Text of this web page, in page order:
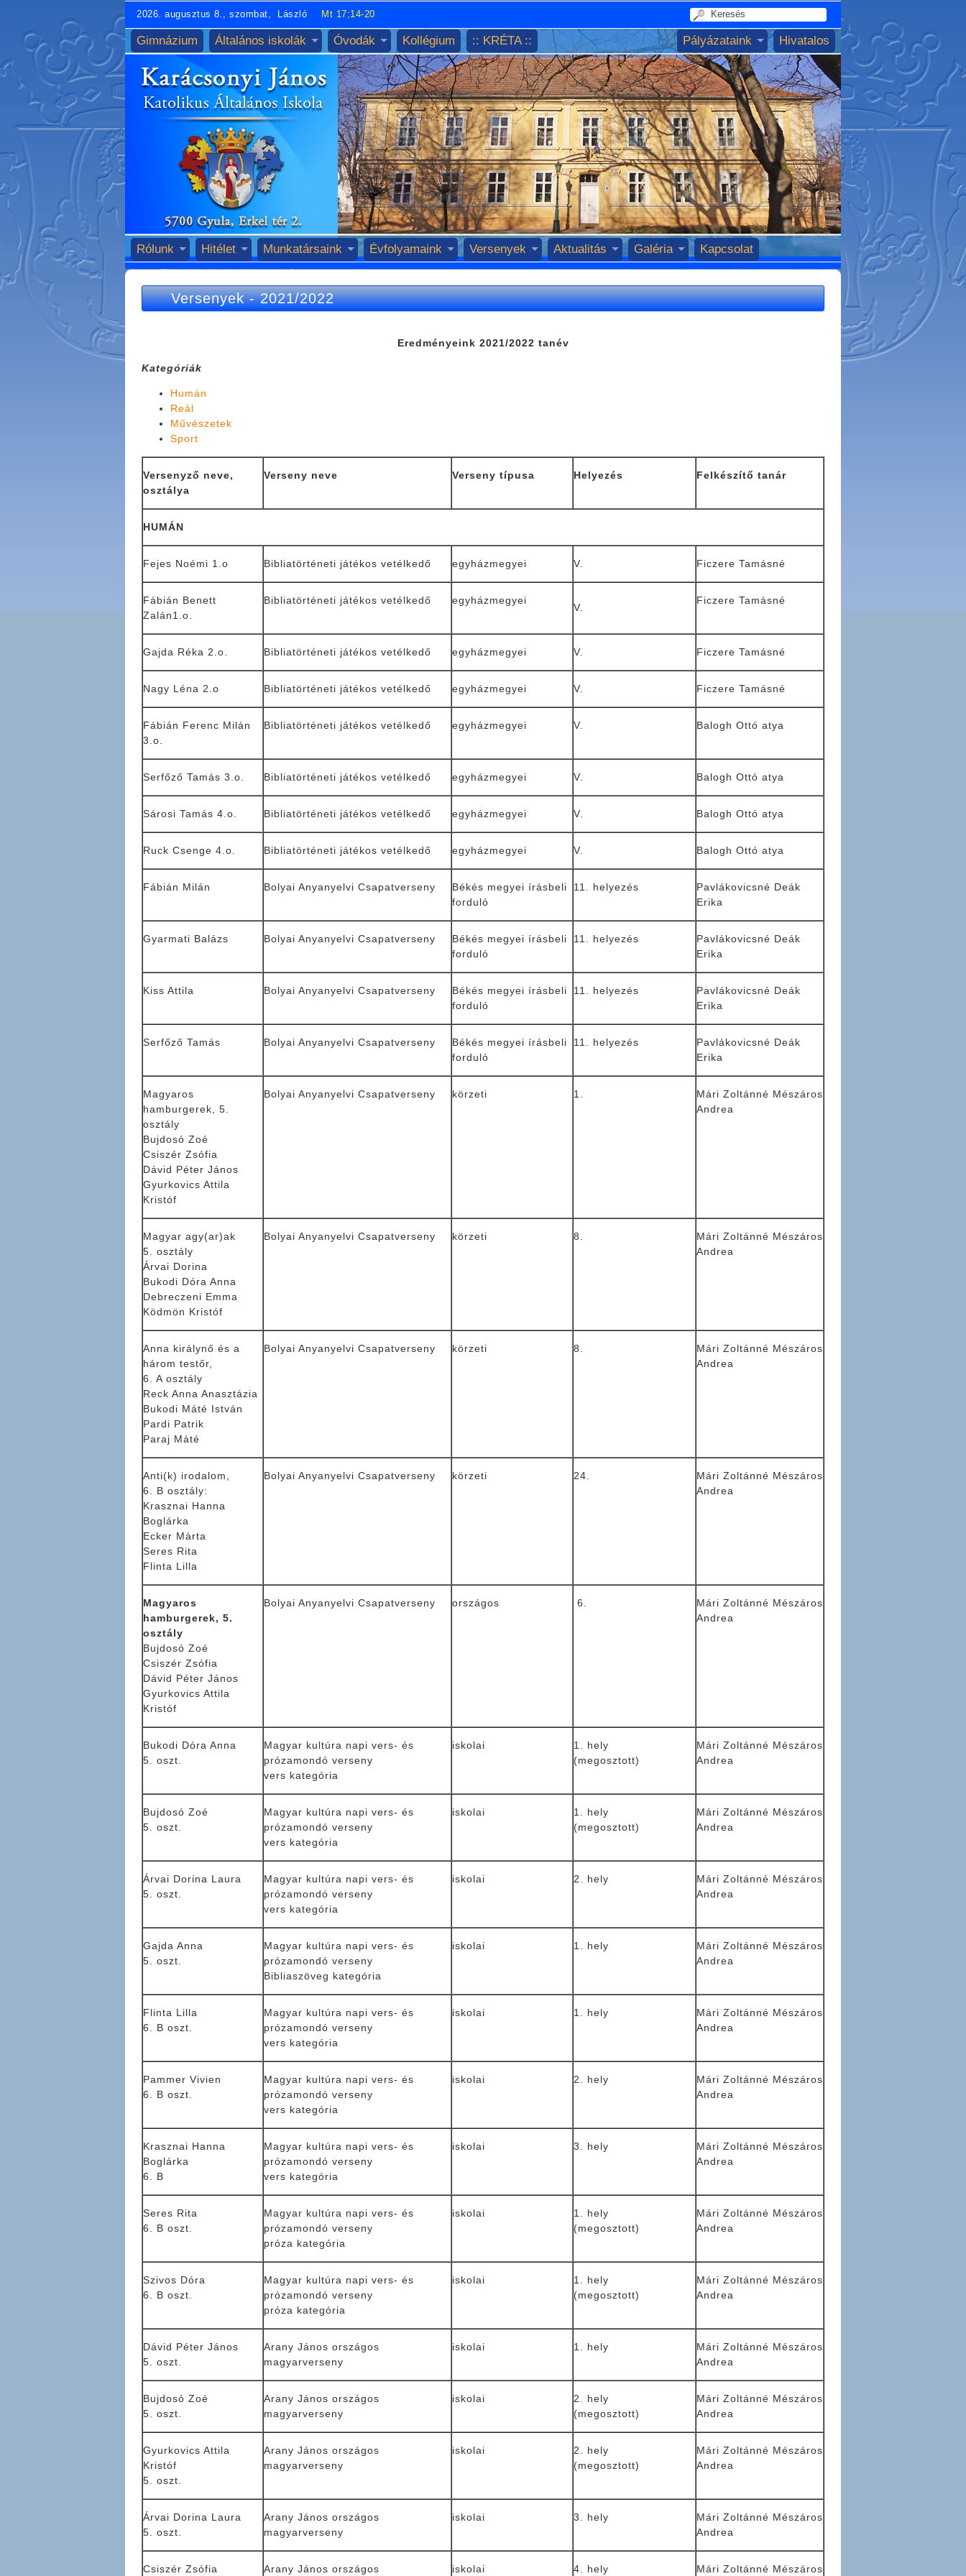
2026. augusztus 8., szombat, László Mt 17;14-20
Gimnázium Általános iskolák Óvodák Kollégium :: KRÉTA :: Hivatalos
Pályázataink
Rólunk Hitélet Munkatársaink Évfolyamaink Versenyek Aktualitás Galéria Kapcsolat
Versenyek-2021/2022
Eredményeink 2021/2022 tanév
Kategóriák
Humán
Reál
Művészetek
Sport
Versenyző neve,
osztálya
Verseny neve Verseny típusa Helyezés Felkészítő tanár
HUMÁN
Fejes Noémi 1.o Bibliatörténeti játékos vetélkedő egyházmegyei V. Ficzere Tamásné
Fábián Benett
Zalán1.o.
Bibliatörténeti játékos vetélkedő egyházmegyei
V.
Ficzere Tamásné
Gajda Réka 2.o. Bibliatörténeti játékos vetélkedő egyházmegyei V. Ficzere Tamásné
Nagy Léna 2.o Bibliatörténeti játékos vetélkedő egyházmegyei V. Ficzere Tamásné
Fábián Ferenc Milán
3.o.
Bibliatörténeti játékos vetélkedő egyházmegyei V. Balogh Ottó atya
Serfőző Tamás 3.o. Bibliatörténeti játékos vetélkedő egyházmegyei V. Balogh Ottó atya
Sárosi Tamás 4.o. Bibliatörténeti játékos vetélkedő egyházmegyei V. Balogh Ottó atya
Ruck Csenge 4.o. Bibliatörténeti játékos vetélkedő egyházmegyei V. Balogh Ottó atya
Fábián Milán Bolyai Anyanyelvi Csapatverseny
Békés megyei írásbeli
forduló
11. helyezés
Pavlákovicsné Deák
Erika
Gyarmati Balázs Bolyai Anyanyelvi Csapatverseny
Békés megyei írásbeli
forduló
11. helyezés
Pavlákovicsné Deák
Erika
Kiss Attila Bolyai Anyanyelvi Csapatverseny
Békés megyei írásbeli
forduló
11. helyezés
Pavlákovicsné Deák
Erika
Serfőző Tamás Bolyai Anyanyelvi Csapatverseny
Békés megyei írásbeli
forduló
11. helyezés
Pavlákovicsné Deák
Erika
Magyaros
hamburgerek, 5.
osztály
Bujdosó Zoé
Csiszér Zsófia
Dávid Péter János
Gyurkovics Attila
Kristóf
Bolyai Anyanyelvi Csapatverseny körzeti 1.
Mári Zoltánné Mészáros
Andrea
Magyar agy(ar)ak
5. osztály
Árvai Dorina
Bukodi Dóra Anna
Debreczeni Emma
Ködmön Kristóf
Bolyai Anyanyelvi Csapatverseny körzeti 8.
Mári Zoltánné Mészáros
Andrea
Anna királynő és a
három testőr,
6. A osztály
Reck Anna Anasztázia
Bukodi Máté István
Pardi Patrik
Paraj Máté
Bolyai Anyanyelvi Csapatverseny körzeti 8.
Mári Zoltánné Mészáros
Andrea
Anti(k) irodalom,
6. B osztály:
Krasznai Hanna
Boglárka
Ecker Márta
Seres Rita
Flinta Lilla
Bolyai Anyanyelvi Csapatverseny körzeti 24.
Mári Zoltánné Mészáros
Andrea
Magyaros
hamburgerek, 5.
osztály
Bujdosó Zoé
Csiszér Zsófia
Dávid Péter János
Gyurkovics Attila
Kristóf
Bolyai Anyanyelvi Csapatverseny országos 6.
Mári Zoltánné Mészáros
Andrea
Bukodi Dóra Anna
5. oszt.
Magyar kultúra napi vers- és
prózamondó verseny
vers kategória
iskolai
1. hely
(megosztott)
Mári Zoltánné Mészáros
Andrea
Bujdosó Zoé
5. oszt.
Magyar kultúra napi vers- és
prózamondó verseny
vers kategória
iskolai
1. hely
(megosztott)
Mári Zoltánné Mészáros
Andrea
Árvai Dorina Laura
5. oszt.
Magyar kultúra napi vers- és
prózamondó verseny
vers kategória
iskolai 2. hely
Mári Zoltánné Mészáros
Andrea
Gajda Anna
5. oszt.
Magyar kultúra napi vers- és
prózamondó verseny
Bibliaszöveg kategória
iskolai 1. hely
Mári Zoltánné Mészáros
Andrea
Flinta Lilla
6. B oszt.
Magyar kultúra napi vers- és
prózamondó verseny
vers kategória
iskolai 1. hely
Mári Zoltánné Mészáros
Andrea
Pammer Vivien
6. B oszt.
Magyar kultúra napi vers- és
prózamondó verseny
vers kategória
iskolai 2. hely
Mári Zoltánné Mészáros
Andrea
Krasznai Hanna
Boglárka
6. B
Magyar kultúra napi vers- és
prózamondó verseny
vers kategória
iskolai 3. hely
Mári Zoltánné Mészáros
Andrea
Seres Rita
6. B oszt.
Magyar kultúra napi vers- és
prózamondó verseny
próza kategória
iskolai
1. hely
(megosztott)
Mári Zoltánné Mészáros
Andrea
Szivos Dóra
6. B oszt.
Magyar kultúra napi vers- és
prózamondó verseny
próza kategória
iskolai
1. hely
(megosztott)
Mári Zoltánné Mészáros
Andrea
Dávid Péter János
5. oszt.
Arany János országos
magyarverseny
iskolai 1. hely
Mári Zoltánné Mészáros
Andrea
Bujdosó Zoé
5. oszt.
Arany János országos
magyarverseny
iskolai
2. hely
(megosztott)
Mári Zoltánné Mészáros
Andrea
Gyurkovics Attila
Kristóf
5. oszt.
Arany János országos
magyarverseny
iskolai
2. hely
(megosztott)
Mári Zoltánné Mészáros
Andrea
Árvai Dorina Laura
5. oszt.
Arany János országos
magyarverseny
iskolai 3. hely
Mári Zoltánné Mészáros
Andrea
Csiszér Zsófia Arany János országos iskolai 4. hely Mári Zoltánné Mészáros